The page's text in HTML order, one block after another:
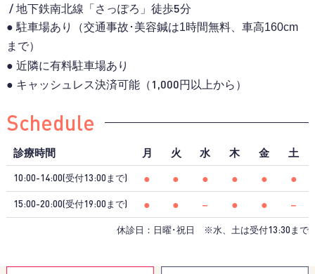
/ 地下鉄南北線「さっぽろ」徒歩5分
● 駐車場あり（交通事故･美容鍼は1時間無料、 車高160cm
まで）
● 近隣に有料駐車場あり
● キャッシュレス決済可能（1,000円以上から）
Schedule
診療時間 月 火 水 木 金 土
10:00-14:00(受付13:00まで) ● ● ● ● ● ●
15:00-20:00(受付19:00まで) ● ● − ● ● −
休診日：日曜･祝日 ※水、土は受付13:30まで